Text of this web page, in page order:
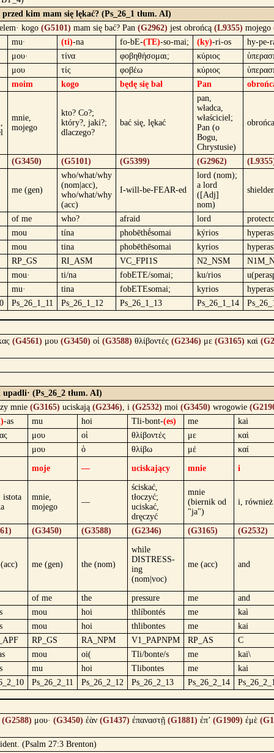
kim mam się lękać? (Ps_26_1 tłum. AI)
kogo (G5101) mam się bać? Pan (G2962) jest obrońcą (L9355) mojego
mu·
(ti)-na fo-bE-(TE)-so-mai; (ky)-ri-os
hy-pe-
μου·
τίνα φοβηθήσομαι; κύριος
μου
τίς φοβέω κύριος
moim
kogo będę się bał Pan
mnie,
mojego
kto? Co?;
który?, jaki?;
dlaczego?
bać się, lękać
pan,
władca,
właściciel;
Pan (o
Bogu,
Chrystusie)
(G3450) (G5101) (G5399) (G2962)
me (gen)
who/what/why
(nom|acc),
who/what/why
(acc)
I-will-be-FEAR-ed
lord (nom);
a lord
([Adj]
nom)
of me who? afraid lord
mou
tína phobēthḗsomai kýrios
mou
tina phobēthēsomai kyrios
RP_GS
RI_ASM VC_FPI1S N2_NSM
mou·
ti/na fobETE/somai; ku/rios
mu·
tina fobETEsomai; kyrios
Ps_26_1_11 Ps_26_1_12 Ps_26_1_13 Ps_26_1_14
(G4561) μου (G3450) οἱ (G3588) θλίβοντές (G2346) με (G3165) καὶ
(Ps_26_2 tłum. AI)
mnie (G3165) uciskają (G2346), i (G2532) moi (G3450) wrogowie
-as mu hoi Tli-bont-(es) me
kai
μου οἱ θλίβοντές με
καὶ
μου
ὁ θλίβω μέ καί
moje — uciskający mnie i
istota
mnie,
mojego
—
ściskać,
tłoczyć;
uciskać,
dręczyć
mnie
(biernik od
"ja")
i, również
(G3450) (G3588) (G2346) (G3165) (G2532)
me (gen) the (nom)
while
DISTRESS-
ing
(nom|voc)
me (acc) and
of me the pressure me
and
mou hoi thlíbontés me
kaì
mou hoi thlibontes me
kai
RP_GS RA_NPM V1_PAPNPM RP_AS
C
mou oi( Tli/bonte/s me
kai\
mu hoi Tlibontes me
kai
Ps_26_2_11 Ps_26_2_12 Ps_26_2_13 Ps_26_2_14
(G2588) μου· (G3450) ἐὰν (G1437) ἐπαναστῇ (G1881) ἐπ’ (G1909) ἐμὲ
(Psalm 27:3 Brenton)